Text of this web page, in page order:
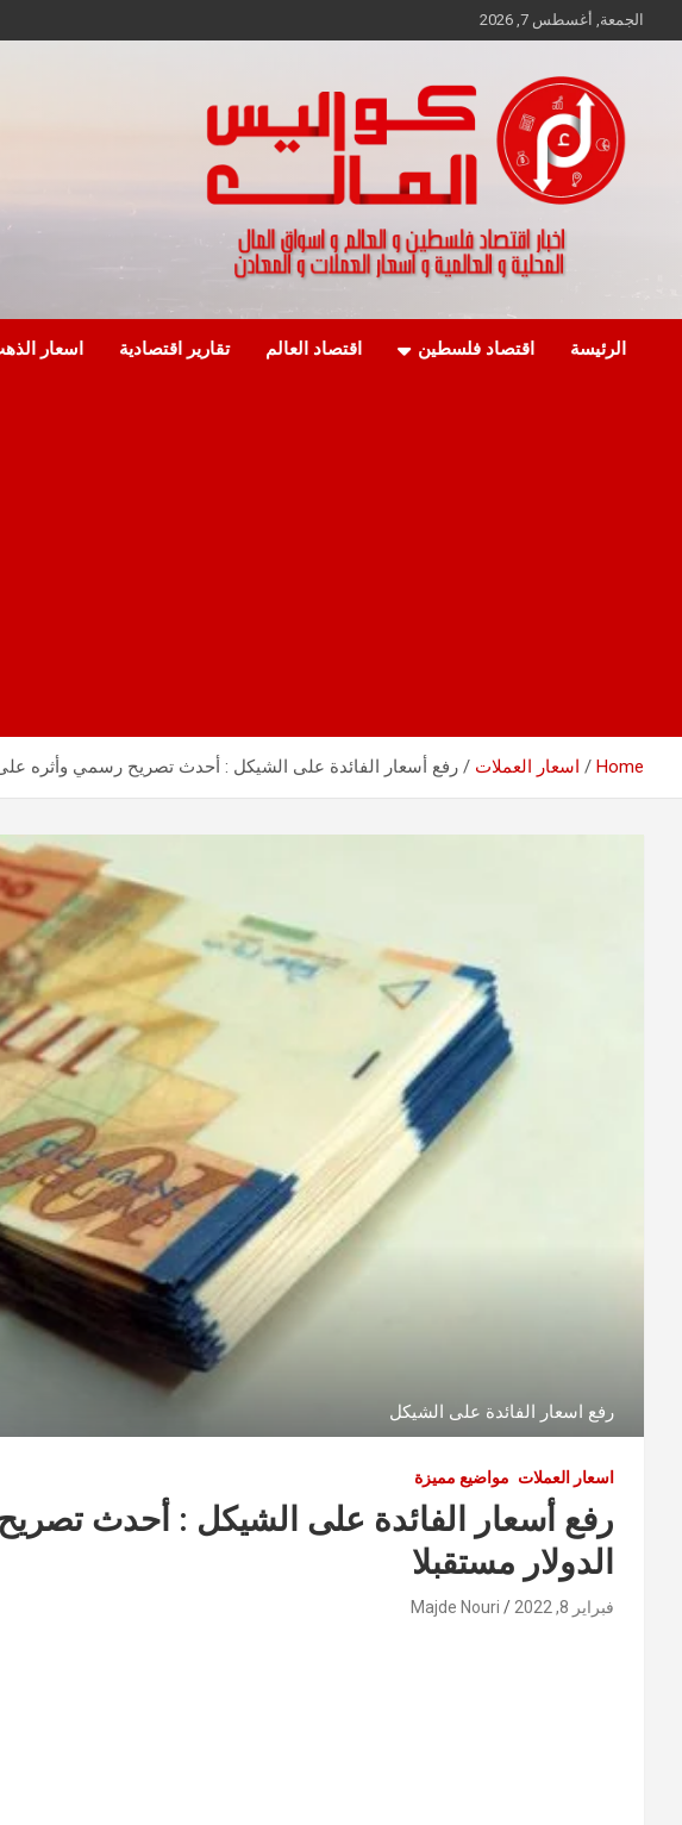
to
الجمعة, أغسطس 7, 2026
كواليس المال
الرئيسة اقتصاد فلسطين اقتصاد العالم تقارير اقتصادية اسعار
Home اسعار العملات رفع أسعار الفائدة على الشيكل : أحدث تصريح رسمي وأثره على
رفع اسعار الفائدة على الشيكل
اسعار العملات مواضيع مميزة
رفع أسعار الفائدة على الشيكل : أحدث
الدولار مستقبلا
فبراير 8, 2022 Majde Nouri